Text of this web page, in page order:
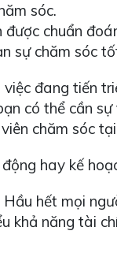
sóc.
được chuẩn
sự chăm sóc
việc đang tiến
có thể cần
chăm sóc
hay kế
hết mọi
khả năng tài